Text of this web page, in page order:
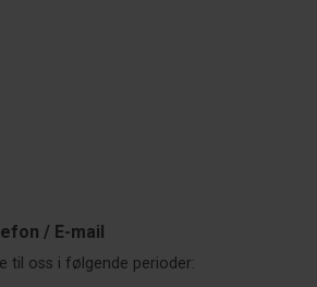
/ E-mail
til oss i følgende perioder: